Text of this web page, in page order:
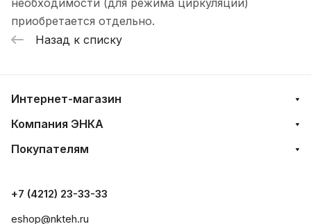
необходимости (для режима циркуляции)
приобретается отдельно.
Назад к списку
Интернет-магазин
Компания ЭНКА
Покупателям
+7 (4212) 23-33-33
eshop@nkteh.ru